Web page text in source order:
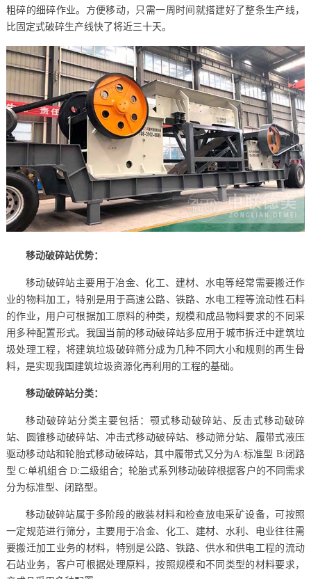
粗碎的细碎作业。方便移动，只需一周时间就搭建好了整条生产线，
比固定式破碎生产线快了将近三十天。
移动破碎站优势：
移动破碎站主要用于冶金、化工、建材、水电等经常需要搬迁作
业的物料加工，特别是用于高速公路、铁路、水电工程等流动性石料
的作业，用户可根据加工原料的种类，规模和成品物料要求的不同采
用多种配置形式。我国当前的移动破碎站多应用于城市拆迁中建筑垃
圾处理工程，将建筑垃圾破碎筛分成为几种不同大小和规则的再生骨
料，是实现我国建筑垃圾资源化再利用的工程的基础。
移动破碎站分类：
移动破碎站分类主要包括：颚式移动破碎站、反击式移动破碎
站、圆锥移动破碎站、冲击式移动破碎站、移动筛分站、履带式液压
驱动移动站和轮胎式移动破碎站，其中履带式又分为A:标准型 B:闭路
型 C:单机组合 D:二级组合；轮胎式系列移动破碎根据客户的不同需求
分为标准型、闭路型。
移动破碎站属于多阶段的散装材料和检查放电采矿设备，可按照
一定规范进行筛分，主要用于冶金、化工、建材、水利、电业往往需
要搬迁加工业务的材料，特别是公路、铁路、供水和供电工程的流动
石站业务，客户可根据处理原料，按照规模和不同类型的材料要求，